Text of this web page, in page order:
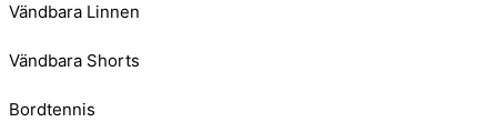
Vändbara Linnen
Vändbara Shorts
Bordtennis